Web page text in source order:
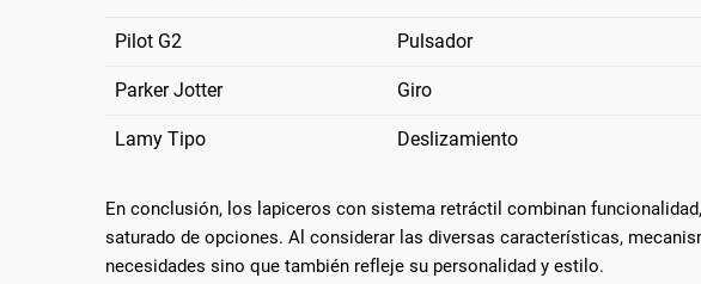
Pilot G2 Pulsador
Parker Jotter Giro
Lamy Tipo Deslizamiento
En conclusión, los lapiceros con sistema retráctil combinan
saturado de opciones. Al considerar las diversas características,
necesidades sino que también refleje su personalidad y estilo.